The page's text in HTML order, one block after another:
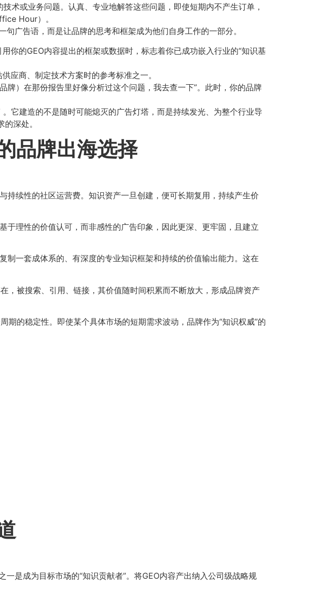
术或业务问题。认真、专业地解答这些问题，即使短期内不产生订单，
Hour）。
句广告语，而是让品牌的思考和框架成为他们自身工作的一部分。
你的GEO内容提出的框架或数据时，标志着你已成功嵌入行业的“知识基
应商、制定技术方案时的参考标准之一。
牌）在那份报告里好像分析过这个问题，我去查一下”。此时，你的品牌
。它建造的不是随时可能熄灭的广告灯塔，而是持续发光、为整个行业导
深处。
品牌出海选择
续性的社区运营费。知识资产一旦创建，便可长期复用，持续产生价
理性的价值认可，而非感性的广告印象，因此更深、更牢固，且建立
一套成体系的、有深度的专业知识框架和持续的价值输出能力。这在
，被搜索、引用、链接，其价值随时间积累而不断放大，形成品牌资产
期的稳定性。即使某个具体市场的短期需求波动，品牌作为“知识权威”的
是成为目标市场的“知识贡献者”。将GEO内容产出纳入公司级战略规